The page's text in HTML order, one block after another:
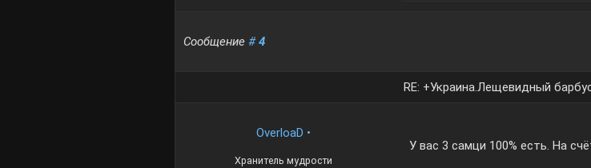
Сообщение#4
RE: +Украина.Лещевидный
OverloaD •
Хранитель мудрости
У вас 3 самци 100% есть. На